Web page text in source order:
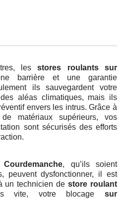
lesstores roulants
sur
barrière et une garantie
ils sauvegardent votre
aléas climatiques, mais ils
envers les intrus. Grâce à
matériaux supérieurs, vos
sont sécurisés des efforts
, qu’ils soient
peuvent dysfonctionner, il est
un technicien destore roulant
vite, votre blocage sur